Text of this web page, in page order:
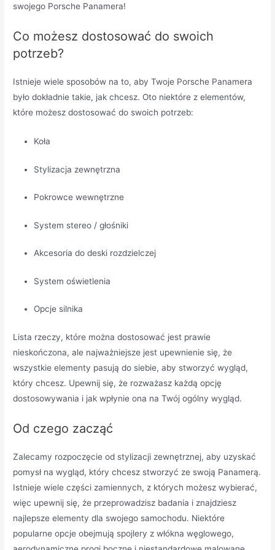
swojego Porsche Panamera!
Co możesz dostosować do swoich
potrzeb?
Istnieje wiele sposobów na to, aby Twoje Porsche Panamera
było dokładnie takie, jak chcesz. Oto niektóre z elementów,
które możesz dostosować do swoich potrzeb:
Koła
Stylizacja zewnętrzna
Pokrowce wewnętrzne
System stereo / głośniki
Akcesoria do deski rozdzielczej
System oświetlenia
Opcje silnika
Lista rzeczy, które można dostosować jest prawie
nieskończona, ale najważniejsze jest upewnienie się, że
wszystkie elementy pasują do siebie, aby stworzyć wygląd,
który chcesz. Upewnij się, że rozważasz każdą opcję
dostosowywania i jak wpłynie ona na Twój ogólny wygląd.
Od czego zacząć
Zalecamy rozpoczęcie od stylizacji zewnętrznej, aby uzyskać
pomysł na wygląd, który chcesz stworzyć ze swoją Panamerą.
Istnieje wiele części zamiennych, z których możesz wybierać,
więc upewnij się, że przeprowadzisz badania i znajdziesz
najlepsze elementy dla swojego samochodu. Niektóre
popularne opcje obejmują spojlery z włókna węglowego,